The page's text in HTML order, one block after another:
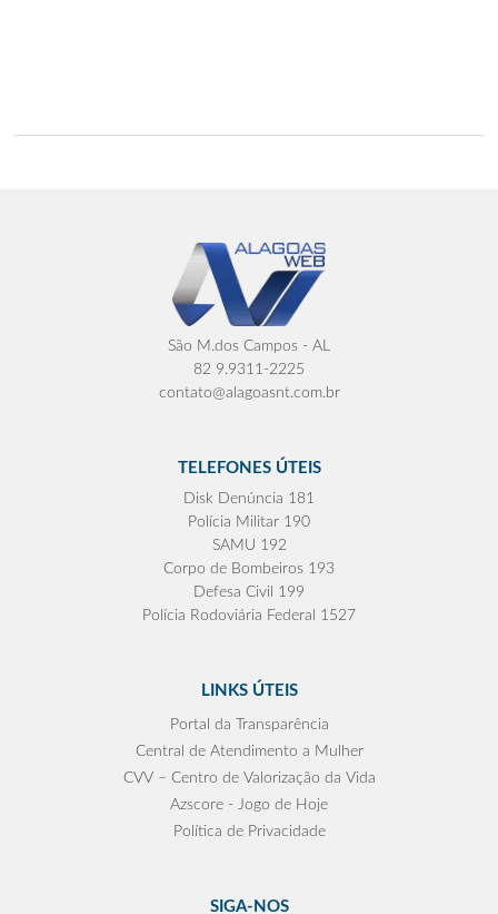
São M.dos Campos - AL
82 9.9311-2225
contato@alagoasnt.com.br
TELEFONES ÚTEIS
Disk Denúncia 181
Polícia Militar 190
SAMU 192
Corpo de Bombeiros 193
Defesa Civil 199
Polícia Rodoviária Federal 1527
LINKS ÚTEIS
Portal da Transparência
Central de Atendimento a Mulher
CVV – Centro de Valorização da Vida
Azscore - Jogo de Hoje
Política de Privacidade
SIGA-NOS